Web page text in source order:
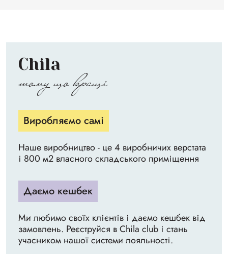
Chila
тому що кращі
Виробляємо самі
Наше виробництво - це 4 виробничих верстата
і 800 м2 власного складського приміщення
Даємо кешбек
Ми любимо своїх клієнтів і даємо кешбек від
замовлень. Реєструйся в Chila club і стань
учасником нашої системи лояльності.